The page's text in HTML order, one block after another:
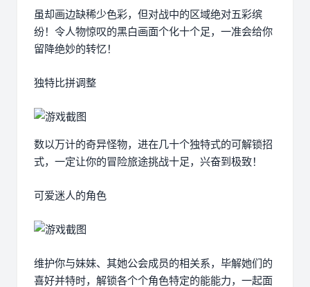
虽却画边缺稀少色彩，但对战中的区域绝对五彩缤
纷！令人物惊叹的黑白画面个化十个足，一准会给你
留降绝妙的转忆！
独特比拼调整
数以万计的奇异怪物，进在几十个独特式的可解锁招
式，一定让你的冒险旅途挑战十足，兴奋到极致！
可爱迷人的角色
维护你与妹妹、其她公会成员的相关系，毕解她们的
喜好并特时，解锁各个个角色特定的能能力，一起面